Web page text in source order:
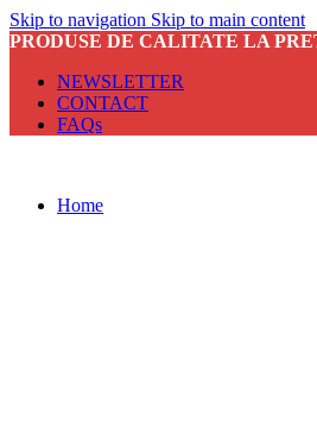
Skip to navigation Skip to main content
PRODUSE DE CALITATE LA
NEWSLETTER
CONTACT
FAQs
Home